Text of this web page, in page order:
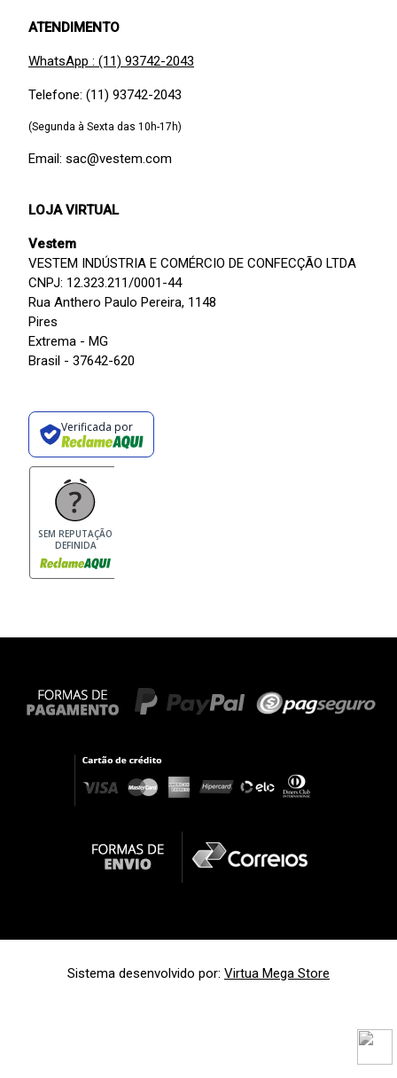
ATENDIMENTO
WhatsApp : (11) 93742-2043
Telefone: (11) 93742-2043
(Segunda à Sexta das 10h-17h)
Email: sac@vestem.com
LOJA VIRTUAL
Vestem
VESTEM INDÚSTRIA E COMÉRCIO DE CONFECÇÃO LTDA
CNPJ: 12.323.211/0001-44
Rua Anthero Paulo Pereira, 1148
Pires
Extrema - MG
Brasil - 37642-620
Verificada por
SEM REPUTAÇÃO
DEFINIDA
Sistema desenvolvido por: Virtua Mega Store